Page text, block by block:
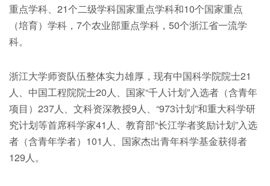
重点学科、21个二级学科国家重点学科和10个国家重点
（培育）学科，7个农业部重点学科，50个浙江省一流学
科。
浙江大学师资队伍整体实力雄厚，现有中国科学院院士21
人、中国工程院院士20人、国家“千人计划”入选者（含青年
项目）237人、文科资深教授9人、“973计划”和重大科学研
究计划等首席科学家41人、教育部“长江学者奖励计划”入选
者（含青年学者）101人、国家杰出青年科学基金获得者
129人。